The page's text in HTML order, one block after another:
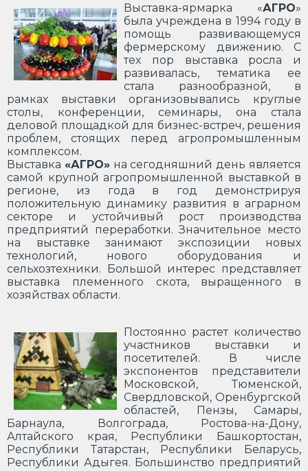
Выставка-ярмарка «АГРО»
была учреждена в 1994 году в
помощь развивающемуся
фермерскому движению. С
тех пор выставка росла и
развивалась, тематика ее
стала разнообразной, в
рамках выставки организовывались круглые
столы, конференции, семинары, она стала
деловой площадкой для бизнес-встреч, решения
проблем, стоящих перед агропромышленным
комплексом.
Выставка «АГРО»на сегодняшний день является
самой крупной агропромышленной выставкой в
регионе, из года в год демонстрируя
положительную динамику развития в аграрном
секторе и устойчивый рост производства
предприятий переработки. Значительное место
на выставке занимают экспозиции новых
технологий, нового оборудования и
сельхозтехники. Большой интерес представляет
выставка племенного скота, выращенного в
хозяйствах области.
Постоянно растет количество
участников выставки и
посетителей. В числе
экспонентов представители
Московской, Тюменской,
Свердловской, Оренбургской
областей, Пензы, Самары,
Барнаула, Волгограда, Ростова-на-Дону,
Алтайского края, Республики Башкортостан,
Республики Татарстан, Республики Беларусь,
Республики Адыгея. Большинство предприятий